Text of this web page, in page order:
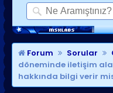
GÜNLÜKLER
SON MESAJLAR
KISAYOLLAR
Forum Sorular
döneminde iletişim
hakkında bilgi verir